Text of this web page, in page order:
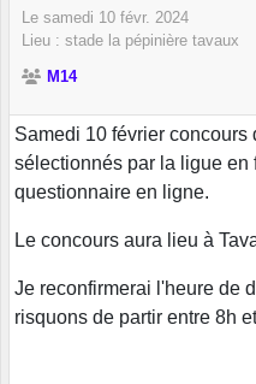
Le samedi 10 févr. 2024
Lieu : stade la pépinière tavaux
M14
Samedi 10 février concours
sélectionnés par la ligue en
questionnaire en ligne.
Le concours aura lieu à
Je reconfirmerai l'heure de
risquons de partir entre 8h